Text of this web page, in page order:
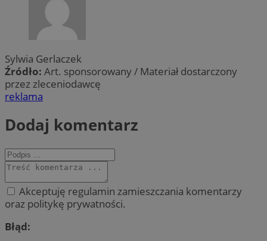
Sylwia Gerlaczek
Źródło: Art. sponsorowany / Materiał dostarczony
przez zleceniodawcę
reklama
Dodaj komentarz
Akceptuję regulamin zamieszczania komentarzy
oraz politykę prywatności.
Błąd: